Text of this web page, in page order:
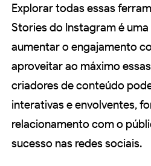
Explorar todas essas
Stories do Instagram é
aumentar o engajamento
aproveitar ao máximo
criadores de conteúdo
interativas e envolventes,
relacionamento com o
sucesso nas redes sociais.